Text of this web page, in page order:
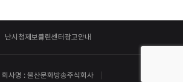
난시청제보클린센터광고안내
회사명 : 울산문화방송주식회사